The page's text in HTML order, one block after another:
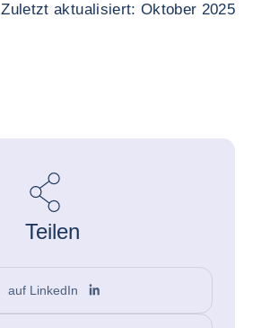
Zuletzt aktualisiert: Oktober 2025
Teilen
auf LinkedIn